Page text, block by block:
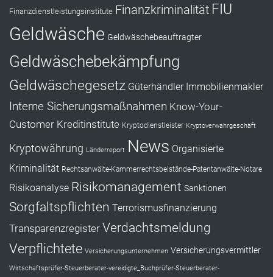
Finanzdienstleistungsinstitute Finanzkriminalität FIU
Geldwäsche Geldwäschebeauftragter
Geldwäschebekämpfung
Geldwäschegesetz Güterhändler Immobilienmakler
Interne Sicherungsmaßnahmen Know-Your-
Customer Kreditinstitute Kryptodienstleister Kryptoverwahrgeschäft
Kryptowährung Länderreport News Organisierte
Kriminalität Rechtsanwälte-Kammerrechtsbeistände-Patentanwälte-Notare
Risikoanalyse Risikomanagement Sanktionen
Sorgfaltspflichten Terrorismusfinanzierung
Transparenzregister Verdachtsmeldung
Verpflichtete Versicherungsunternehmen Versicherungsvermittler
Wirtschaftsprüfer-Steuerberater-vereidigte_Buchprüfer-Steuerberater-